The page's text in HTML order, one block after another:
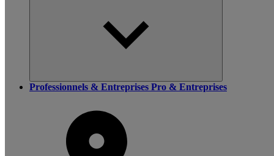
Professionnels & Entreprises Pro & Entreprises